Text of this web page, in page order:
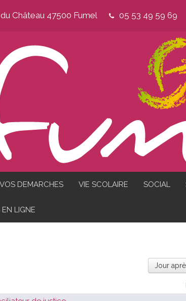
Château 47500 Fumel 05 53 49 59 69
VOS DEMARCHES VIE SCOLAIRE SOCIAL
LIGNE
Jour